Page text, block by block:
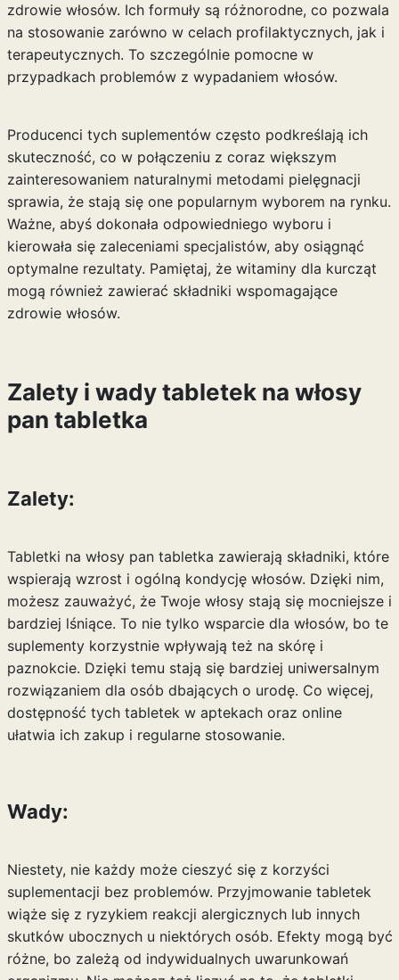
zdrowie włosów. Ich formuły są różnorodne, co pozwala
na stosowanie zarówno w celach profilaktycznych, jak i
terapeutycznych. To szczególnie pomocne w
przypadkach problemów z wypadaniem włosów.
Producenci tych suplementów często podkreślają ich
skuteczność, co w połączeniu z coraz większym
zainteresowaniem naturalnymi metodami pielęgnacji
sprawia, że stają się one popularnym wyborem na rynku.
Ważne, abyś dokonała odpowiedniego wyboru i
kierowała się zaleceniami specjalistów, aby osiągnąć
optymalne rezultaty. Pamiętaj, że witaminy dla kurcząt
mogą również zawierać składniki wspomagające
zdrowie włosów.
Zalety i wady tabletek na włosy
pan tabletka
Zalety:
Tabletki na włosy pan tabletka zawierają składniki, które
wspierają wzrost i ogólną kondycję włosów. Dzięki nim,
możesz zauważyć, że Twoje włosy stają się mocniejsze i
bardziej lśniące. To nie tylko wsparcie dla włosów, bo te
suplementy korzystnie wpływają też na skórę i
paznokcie. Dzięki temu stają się bardziej uniwersalnym
rozwiązaniem dla osób dbających o urodę. Co więcej,
dostępność tych tabletek w aptekach oraz online
ułatwia ich zakup i regularne stosowanie.
Wady:
Niestety, nie każdy może cieszyć się z korzyści
suplementacji bez problemów. Przyjmowanie tabletek
wiąże się z ryzykiem reakcji alergicznych lub innych
skutków ubocznych u niektórych osób. Efekty mogą być
różne, bo zależą od indywidualnych uwarunkowań